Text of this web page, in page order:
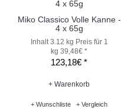
Miko Classico Volle Kanne -
4 x 65g
Inhalt 3.12 kg Preis für 1
kg 39,48€ *
123,18€ *
+ Warenkorb
+ Wunschliste + Vergleich